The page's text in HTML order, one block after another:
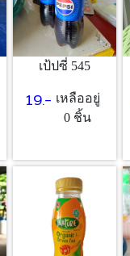
เป้ปซี่ 545
19.- เหลืออยู่
0 ชิ้น